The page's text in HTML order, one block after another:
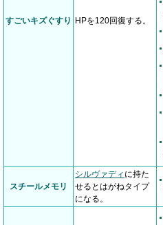
すごいキズぐすり HPを120回復する。
スチールメモリ
シルヴァディ に持た
せるとはがねタイプ
になる。